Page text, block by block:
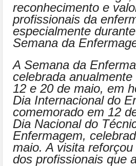
reconhecimento e
profissionais da
especialmente
Semana da
A Semana da
celebrada
12 e 20 de maio, em
Dia Internacional do
comemorado em 12
Dia Nacional do
Enfermagem,
maio. A visita
dos profissionais que